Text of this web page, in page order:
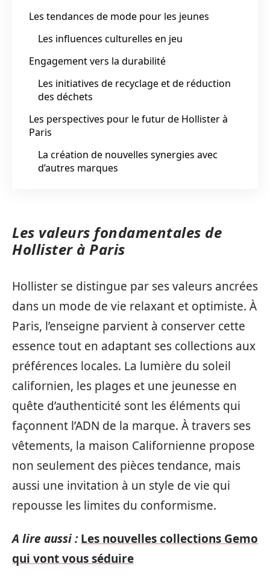
Les tendances de mode pour les jeunes
Les influences culturelles en jeu
Engagement vers la durabilité
Les initiatives de recyclage et de réduction
des déchets
Les perspectives pour le futur de Hollister à
Paris
La création de nouvelles synergies avec
d’autres marques
Les valeurs fondamentales de
Hollister à Paris
Hollister se distingue par ses valeurs ancrées
dans un mode de vie relaxant et optimiste. À
Paris, l’enseigne parvient à conserver cette
essence tout en adaptant ses collections aux
préférences locales. La lumière du soleil
californien, les plages et une jeunesse en
quête d’authenticité sont les éléments qui
façonnent l’ADN de la marque. À travers ses
vêtements, la maison Californienne propose
non seulement des pièces tendance, mais
aussi une invitation à un style de vie qui
repousse les limites du conformisme.
A lire aussi : Les nouvelles collections Gemo
qui vont vous séduire